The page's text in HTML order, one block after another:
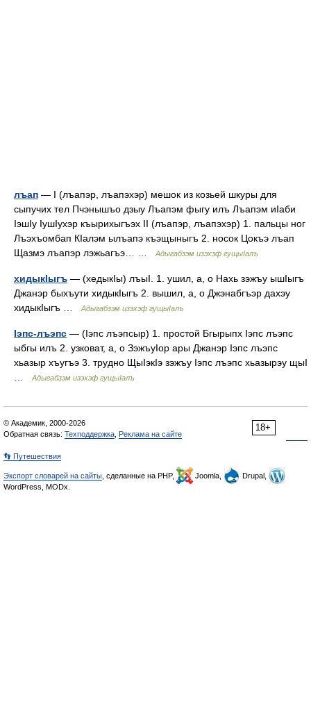
лъап — I (лъапэр, лъапэхэр) мешок из козьей шкуры для
сыпучих тел Пчэнышъо дзыу Лъапэм фыгу илъ Лъапэм иIаби
IэшIу IушIухэр къырихыгъэх II (лъапэр, лъапэхэр) 1. пальцы ног
Лъэхъомбап КIалэм ылъапэ къэщыныгъ 2. носок Цокъэ лъап
Щазмэ лъапэр лэжьагъэ… …
Адыгабзэм изэхэф гущыIалъ
хидыкIыгъ — (хедыкIы) лъыI. 1. ушил, а, о Нахь зэжъу ышIыгъ
Джанэр быхъути хидыкIыгъ 2. вышил, а, о Джэнабгъэр дахэу
хидыкIыгъ …
Адыгабзэм изэхэф гущыIалъ
Iэпс-лъэпс — (Iэпс лъэпсыр) 1. простой Бгырыпх Iэпс лъэпс
ыбгы илъ 2. узковат, а, о ЗэжъуIор ары Джанэр Iэпс лъэпс
хьазыр хъугъэ 3. трудно ЩыIэкIэ зэжъу Iэпс лъэпс хьазырэу щыI
Адыгабзэм изэхэф гущыIалъ
18+
© Академик, 2000-2026
Обратная связь: Техподдержка Реклама на сайте
👣 Путешествия
Экспорт словарей на сайты , сделанные на PHP, Joomla,
Drupal,
WordPress, MODx.